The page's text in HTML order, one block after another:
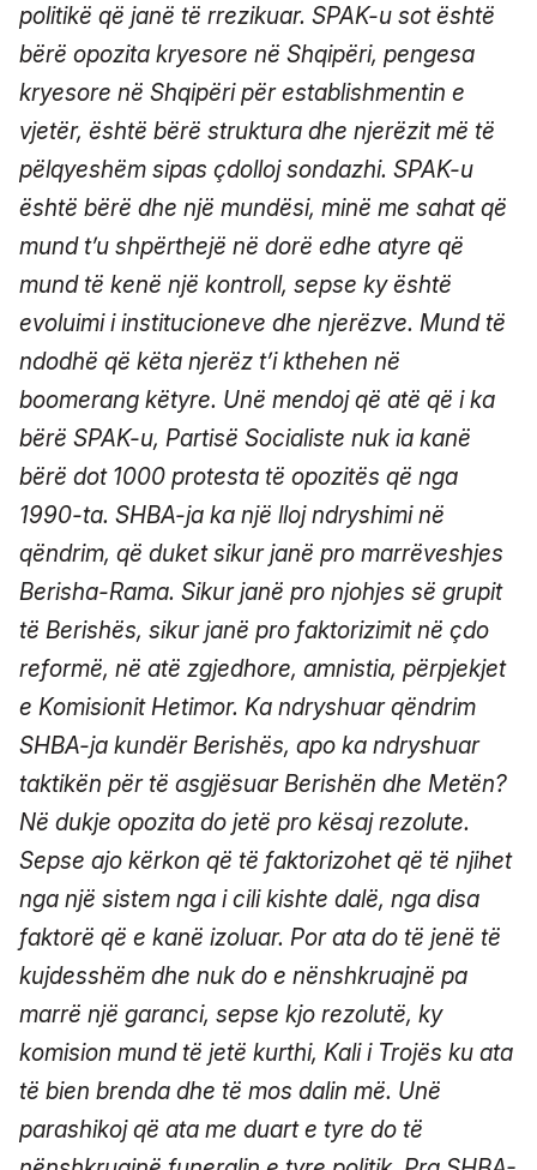
politikë që janë të rrezikuar. SPAK-u sot është
bërë opozita kryesore në Shqipëri, pengesa
kryesore në Shqipëri për establishmentin e
vjetër, është bërë struktura dhe njerëzit më të
pëlqyeshëm sipas çdolloj sondazhi. SPAK-u
është bërë dhe një mundësi, minë me sahat që
mund t’u shpërthejë në dorë edhe atyre që
mund të kenë një kontroll, sepse ky është
evoluimi i institucioneve dhe njerëzve. Mund të
ndodhë që këta njerëz t’i kthehen në
boomerang këtyre. Unë mendoj që atë që i ka
bërë SPAK-u, Partisë Socialiste nuk ia kanë
bërë dot 1000 protesta të opozitës që nga
1990-ta. SHBA-ja ka një lloj ndryshimi në
qëndrim, që duket sikur janë pro marrëveshjes
Berisha-Rama. Sikur janë pro njohjes së grupit
të Berishës, sikur janë pro faktorizimit në çdo
reformë, në atë zgjedhore, amnistia, përpjekjet
e Komisionit Hetimor. Ka ndryshuar qëndrim
SHBA-ja kundër Berishës, apo ka ndryshuar
taktikën për të asgjësuar Berishën dhe Metën?
Në dukje opozita do jetë pro kësaj rezolute.
Sepse ajo kërkon që të faktorizohet që të njihet
nga një sistem nga i cili kishte dalë, nga disa
faktorë që e kanë izoluar. Por ata do të jenë të
kujdesshëm dhe nuk do e nënshkruajnë pa
marrë një garanci, sepse kjo rezolutë, ky
komision mund të jetë kurthi, Kali i Trojës ku ata
të bien brenda dhe të mos dalin më. Unë
parashikoj që ata me duart e tyre do të